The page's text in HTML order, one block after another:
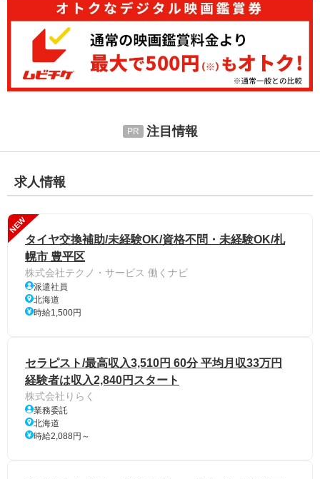
注目情報
求人情報
NEW
タイヤ交換補助/未経験OK/資格不問・未経験OK/札
幌市 豊平区
株式会社テクノ・サービス 働くナビ
派遣社員
北海道
時給1,500円
セラピスト/最高収入3,510円 60分 平均月収33万円
経験者は収入2,840円スタート
株式会社りらく
業務委託
北海道
時給2,088円～